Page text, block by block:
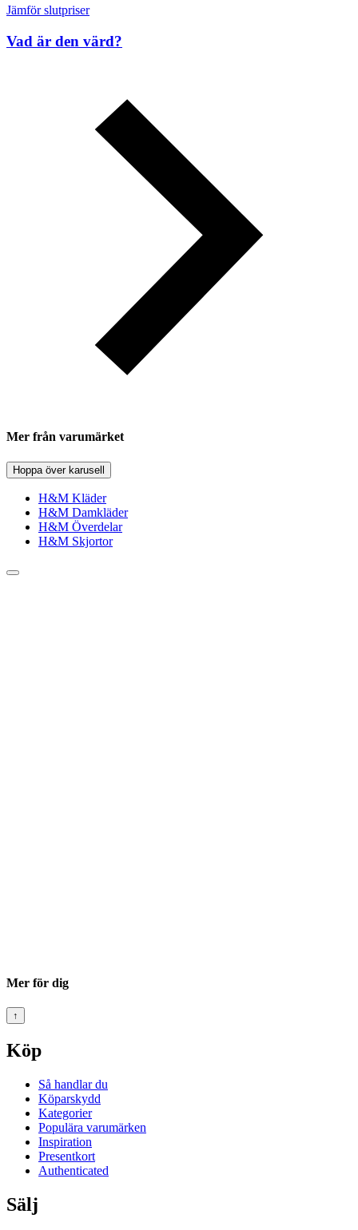
Jämför slutpriser
Vad är den värd?
Mer från varumärket
Hoppa över karusell
H&M Kläder
H&M Damkläder
H&M Överdelar
H&M Skjortor
Mer för dig
↑
Köp
Så handlar du
Köparskydd
Kategorier
Populära varumärken
Inspiration
Presentkort
Authenticated
Sälj